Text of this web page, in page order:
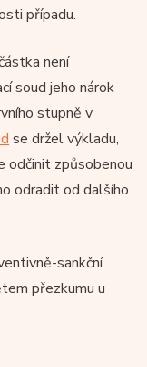
případu.
není
soud jeho nárok
stupně v
se držel výkladu,
odčinit způsobenou
odradit od dalšího
sankční
přezkumu u